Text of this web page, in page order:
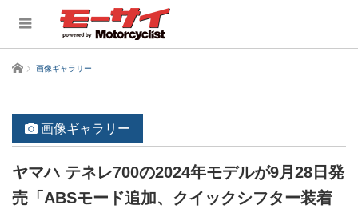
ホーム 画像ギャラリー
画像ギャラリー
ヤマハ テネレ700の2024年モデルが9月28日発
売「ABSモード追加、クイックシフター装着